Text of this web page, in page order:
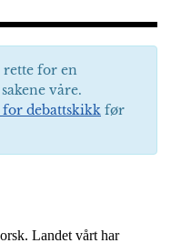
rette for en
våre.
debattskikk før